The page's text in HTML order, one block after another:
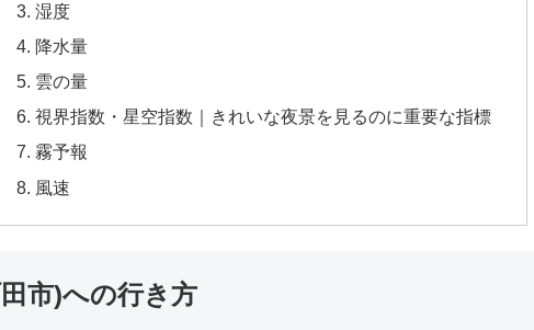
湿度
降水量
雲の量
視界指数・星空指数｜きれいな夜景を見るのに重要な指標
霧予報
風速
市)への行き方